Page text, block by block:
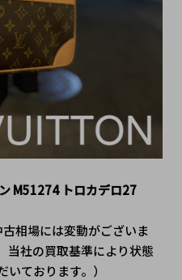
M51274 トロカデロ27
古相場には変動がございま
当社の買取基準により状態
ております。）